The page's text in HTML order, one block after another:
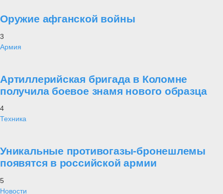
Оружие афганской войны
3
Армия
Артиллерийская бригада в Коломне
получила боевое знамя нового образца
4
Техника
Уникальные противогазы-бронешлемы
появятся в российской армии
5
Новости